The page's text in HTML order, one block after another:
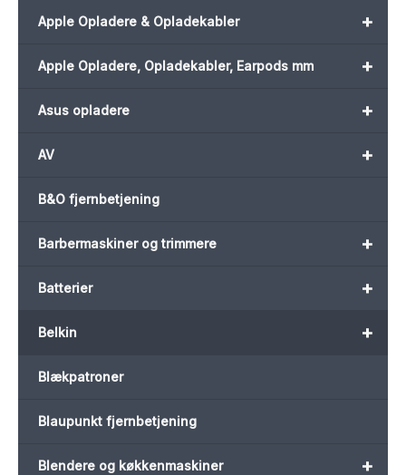
+
Apple Opladere & Opladekabler
+
Apple Opladere, Opladekabler, Earpods mm
+
Asus opladere
+
AV
B&O fjernbetjening
+
Barbermaskiner og trimmere
+
Batterier
+
Belkin
Blækpatroner
Blaupunkt fjernbetjening
+
Blendere og køkkenmaskiner